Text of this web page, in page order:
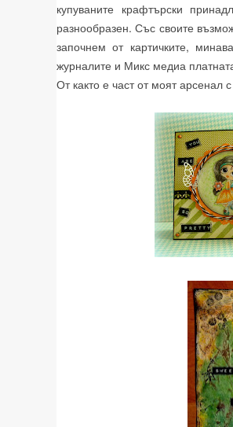
купуваните крафтърски
разнообразен. Със своите
започнем от картичките,
журналите и Микс медиа
От както е част от моят арсенал